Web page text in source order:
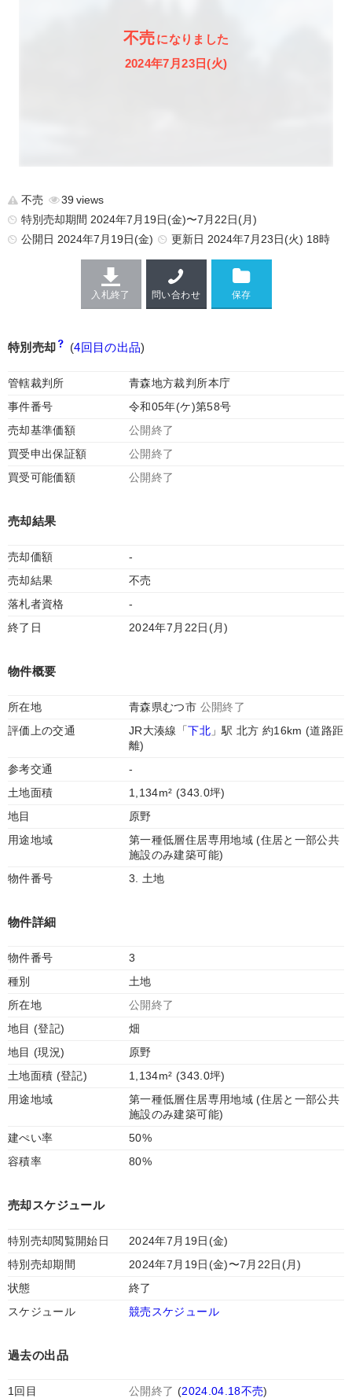
不売になりました
2024年7月23日(火)
不売
39
特別売却期間 2024年7月19日(金)〜7月22日(月)
公開日 2024年7月19日(金) 更新日 2024年7月23日(火) 18時
入札終了 問い合わせ
特別売却 (4回目の出品)
管轄裁判所
青森地方裁判所本庁
事件番号
令和05年(ケ)第58号
売却基準価額
公開終了
買受申出保証額
公開終了
買受可能価額
公開終了
売却結果
売却価額
-
売却結果
不売
落札者資格
-
終了日
2024年7月22日(月)
物件概要
所在地 青森県むつ市 公開終了
評価上の交通
JR大湊線「下北」駅 北方 約16km (道路距
離)
参考交通
-
土地面積
1,134m² (343.0坪)
地目
原野
用途地域
第一種低層住居専用地域 (住居と一部公共
施設のみ建築可能)
物件番号
3. 土地
物件詳細
物件番号
3
種別
土地
所在地
公開終了
地目 (登記)
畑
地目 (現況)
原野
土地面積 (登記)
1,134m² (343.0坪)
用途地域
第一種低層住居専用地域 (住居と一部公共
施設のみ建築可能)
建ぺい率
50%
容積率
80%
売却スケジュール
特別売却閲覧開始日
2024年7月19日(金)
特別売却期間
2024年7月19日(金)〜7月22日(月)
状態
終了
スケジュール
競売スケジュール
過去の出品
1回目 公開終了 (2024.04.18不売)